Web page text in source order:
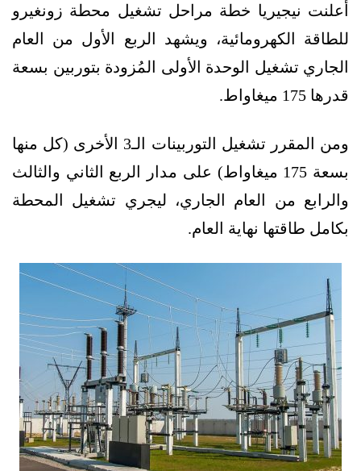
أعلنت نيجيريا خطة مراحل تشغيل محطة زونغيرو
للطاقة الكهرومائية، ويشهد الربع الأول من العام
الجاري تشغيل الوحدة الأولى المُزودة بتوربين بسعة
قدرها 175 ميغاواط.
ومن المقرر تشغيل التوربينات الـ3 الأخرى (كل منها
بسعة 175 ميغاواط) على مدار الربع الثاني والثالث
والرابع من العام الجاري، ليجري تشغيل المحطة
بكامل طاقتها نهاية العام.